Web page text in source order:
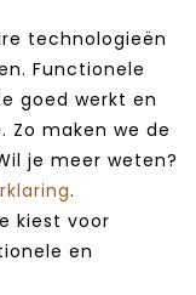
technologieën
Functionele
goed werkt en
maken we de
je meer weten?
.
kiest voor
en